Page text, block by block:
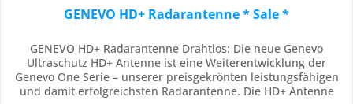
GENEVO HD+ Radarantenne * Sale *
GENEVO HD+ Radarantenne Drahtlos: Die neue Genevo
Ultraschutz HD+ Antenne ist eine Weiterentwicklung der
Genevo One Serie – unserer preisgekrönten leistungsfähigen
und damit erfolgreichsten Radarantenne. Die HD+ Antenne